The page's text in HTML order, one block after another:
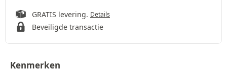
GRATIS levering. Details
Beveiligde transactie
Kenmerken